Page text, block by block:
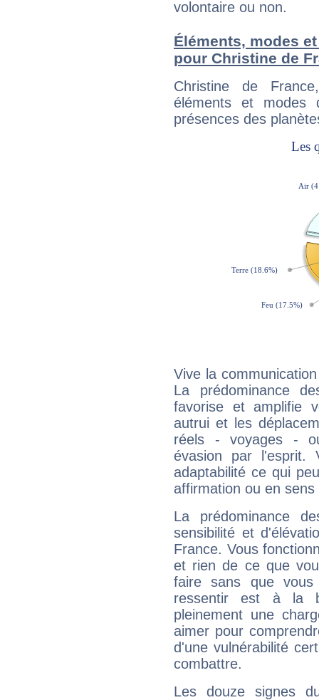
volontaire ou non.
Éléments, modes
pour Christine de
Christine de
éléments et modes
présences des
Vive la
La prédominance
favorise et amplifie
autrui et les
réels - voyages -
évasion par l'esprit.
adaptabilité ce qui
affirmation ou en
La prédominance
sensibilité et
France. Vous
et rien de ce que
faire sans que
ressentir est à la
pleinement une
aimer pour
d'une vulnérabilité
combattre.
Les douze signes